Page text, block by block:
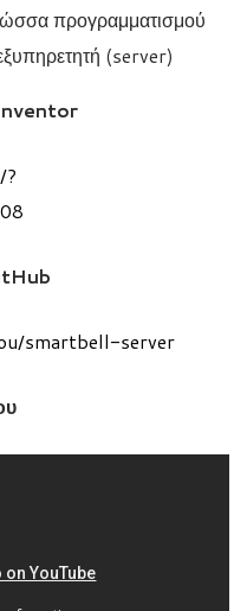
προγραμματισμού
(server)
smartbell-server